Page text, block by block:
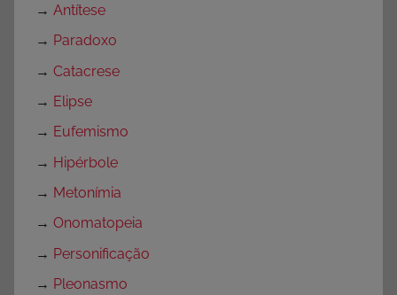
→ Antítese
→ Paradoxo
→ Catacrese
→ Elipse
→ Eufemismo
→ Hipérbole
→ Metonímia
→ Onomatopeia
→ Personificação
→ Pleonasmo